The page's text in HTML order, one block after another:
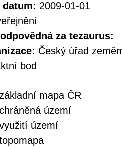
datum: 2009-01-01
za tezaurus:
Český úřad
bod
základní mapa ČR
chráněná území
využití území
topomapa